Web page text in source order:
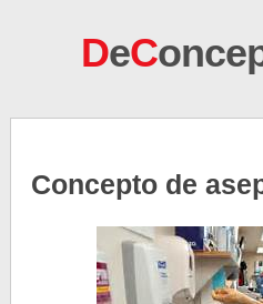
DeC
Concepto de